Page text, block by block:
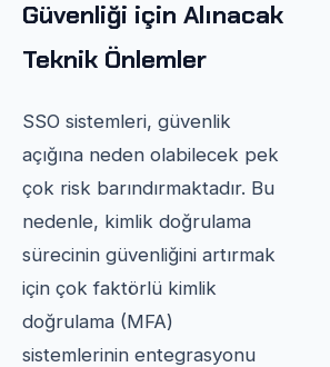
Güvenliği için Alınacak
Teknik Önlemler
SSO sistemleri, güvenlik
açığına neden olabilecek pek
çok risk barındırmaktadır. Bu
nedenle, kimlik doğrulama
sürecinin güvenliğini artırmak
için çok faktörlü kimlik
doğrulama (MFA)
sistemlerinin entegrasyonu